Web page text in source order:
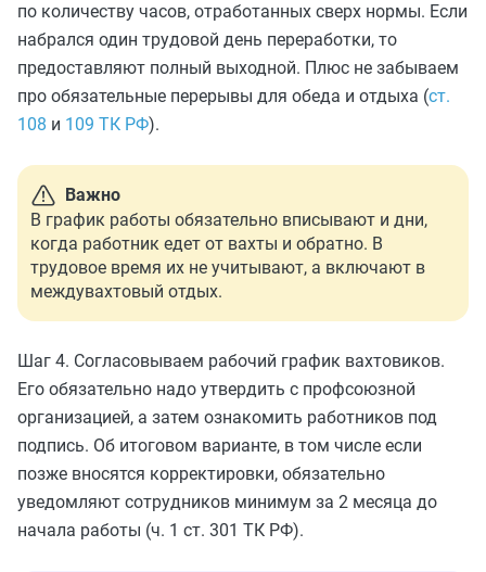
по количеству часов, отработанных сверх нормы. Если
набрался один трудовой день переработки, то
предоставляют полный выходной. Плюс не забываем
про обязательные перерывы для обеда и отдыха (ст.
108 и 109 ТК РФ).
Важно
В график работы обязательно вписывают и дни,
когда работник едет от вахты и обратно. В
трудовое время их не учитывают, а включают в
междувахтовый отдых.
Шаг 4. Согласовываем рабочий график вахтовиков.
Его обязательно надо утвердить с профсоюзной
организацией, а затем ознакомить работников под
подпись. Об итоговом варианте, в том числе если
позже вносятся корректировки, обязательно
уведомляют сотрудников минимум за 2 месяца до
начала работы (ч. 1 ст. 301 ТК РФ).